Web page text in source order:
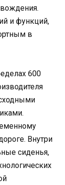
и функций,
в
600
Внутри
сиденья,